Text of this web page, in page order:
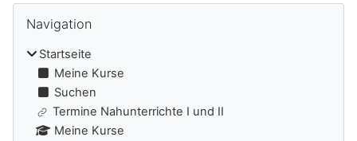
Blöcke
Navigation
Startseite
Meine Kurse
Suchen
Termine Nahunterrichte I und II
Meine Kurse